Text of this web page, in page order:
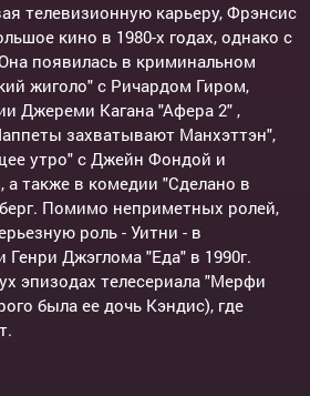
телевизионную карьеру, Фрэнсис
кино в 1980-х годах, однако с
появилась в криминальном
жиголо" с Ричардом Гиром,
Джереми Кагана "Афера 2" ,
захватывают Манхэттэн",
утро" с Джейн Фондой и
также в комедии "Сделано в
Помимо неприметных ролей,
роль - Уитни - в
Джэглома "Еда" в 1990г.
эпизодах телесериала "Мерфи
была ее дочь Кэндис), где